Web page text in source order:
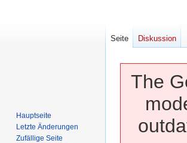
The
Seite Diskussion
Hauptseite
Letzte Änderungen
Zufällige Seite